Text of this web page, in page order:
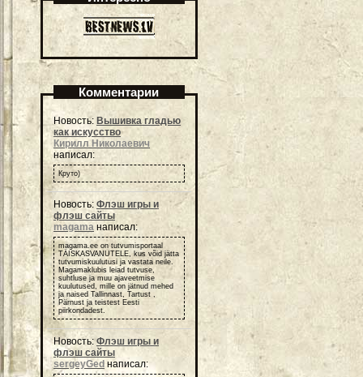
Комментарии
Новость: Вышивка гладью
как искусство
Кирилл Николаевич
написал:
Круто)
Новость: Флэш игры и
флэш сайты
magama написал:
magama.ee on tutvumisportaal
TÄISKASVANUTELE, kus võid jätta
tutvumiskuulutusi ja vastata neile.
Magamaklubis leiad tutvuse,
suhtluse ja muu ajaveetmise
kuulutused, mille on jätnud mehed
ja naised Tallinnast, Tartust ,
Pärnust ja teistest Eesti
piirkondadest.
Новость:Флэш игры и
флэш сайты
sergeyGed написал: